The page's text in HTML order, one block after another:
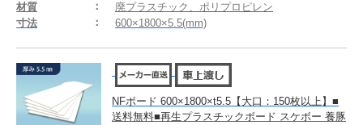
材質
廃プラスチック、ポリプロピレン
寸法
600×1800×5.5(mm)
NFボード 600×1800×t5.5【大口：150枚以上】■
送料無料■再生プラスチックボード スケボー 養豚